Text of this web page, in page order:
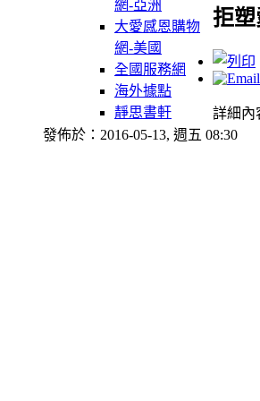
網-亞洲
大愛感恩購物
網-美國
全國服務網
海外據點
靜思書軒
拒塑
詳細內
發佈於：2016-05-13, 週五 08:30